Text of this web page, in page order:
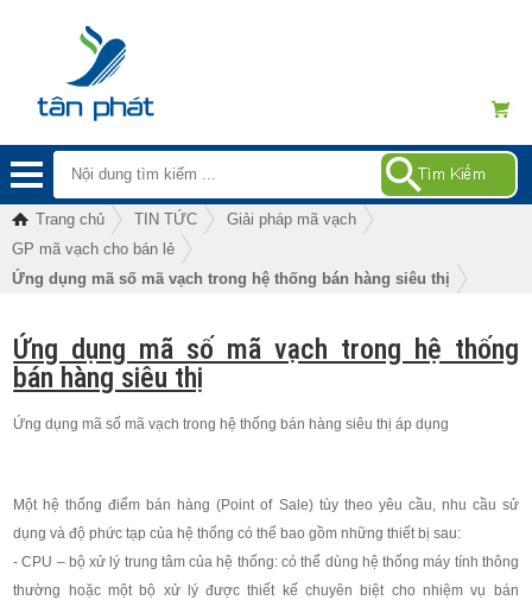
Trang chủ TIN TỨC
Giải pháp mã vạch
GP mã vạch cho bán lẻ
Ứng dụng mã số mã vạch trong hệ thống bán hàng siêu thị
Ứng dụng mã số mã vạch trong hệ thống
bán hàng siêu thị
Ứng dụng mã số mã vạch trong hệ thống bán hàng siêu thị áp dụng
Một hệ thống điểm bán hàng (Point of Sale) tùy theo yêu cầu, nhu cầu sử
dụng và độ phức tạp của hệ thống có thể bao gồm những thiết bị sau:
- CPU – bộ xử lý trung tâm của hệ thống: có thể dùng hệ thống máy tính thông
thường hoặc một bộ xử lý được thiết kế chuyên biệt cho nhiệm vụ bán